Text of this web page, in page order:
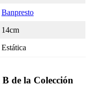
Banpresto
14cm
Estática
de la Colección